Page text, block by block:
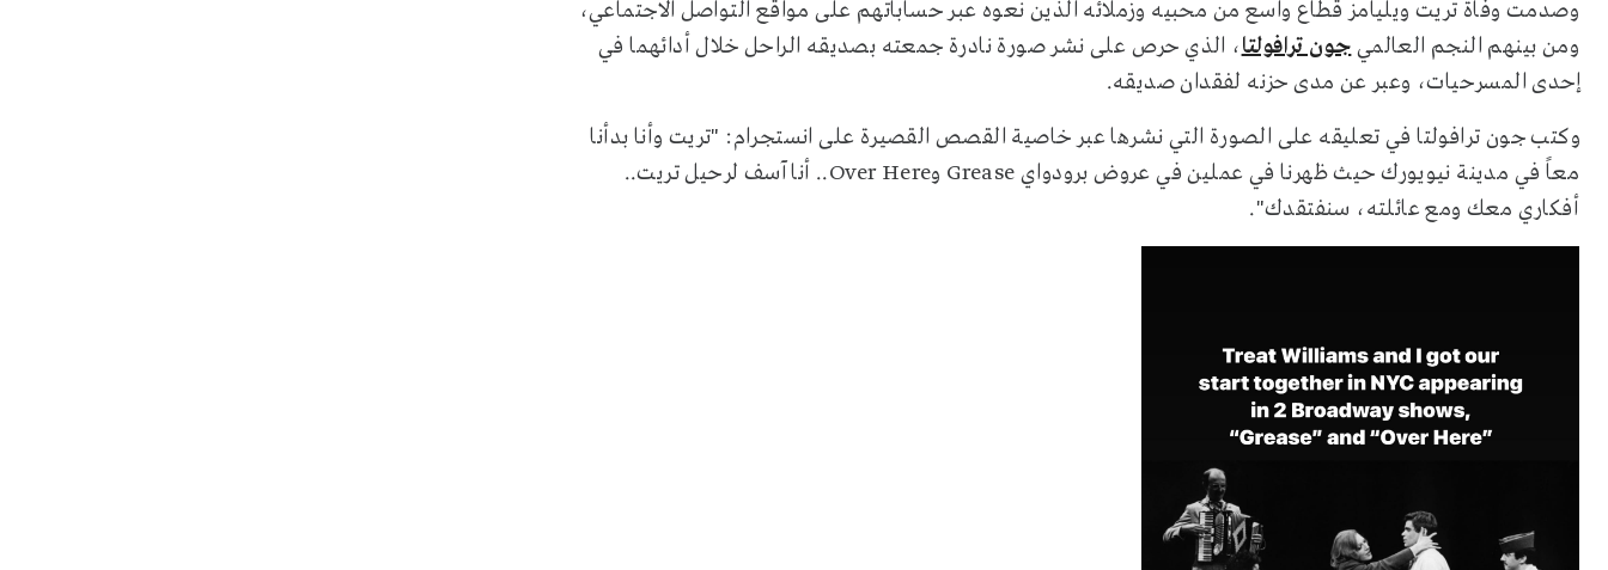
وصدمت وفاة تريت ويليامز قطاع واسع من محبيه وزملائه الذين نعوه عبر حساباتهم على مواقع التواصل الاجتماعي،
ومن بينهم النجم العالميجون ترافولتا، الذي حرص على نشر صورة نادرة جمعته بصديقه الراحل خلال أدائهما في
إحدى المسرحيات، وعبر عن مدى حزنه لفقدان صديقه.
وكتب جون ترافولتا في تعليقه على الصورة التي نشرها عبر خاصية القصص القصيرة على انستجرام: "تريت وأنا بدأنا
معاً في مدينة نيويورك حيث ظهرنا في عملين في عروض برودواي Grease وOver Here.. أنا آسف لرحيل تريت..
أفكاري معك ومع عائلته، سنفتقدك".